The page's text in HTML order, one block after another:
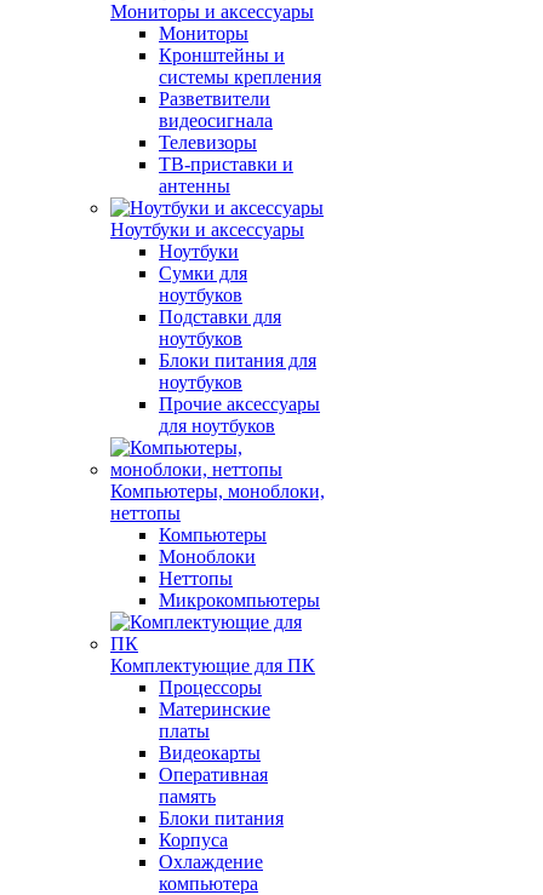
Мониторы и аксессуары
Мониторы
Кронштейны и
системы крепления
Разветвители
видеосигнала
Телевизоры
ТВ-приставки и
антенны
Ноутбуки и аксессуары
Ноутбуки
Сумки для
ноутбуков
Подставки для
ноутбуков
Блоки питания для
ноутбуков
Прочие аксессуары
для ноутбуков
Компьютеры, моноблоки,
неттопы
Компьютеры
Моноблоки
Неттопы
Микрокомпьютеры
Комплектующие для ПК
Процессоры
Материнские
платы
Видеокарты
Оперативная
память
Блоки питания
Корпуса
Охлаждение
компьютера